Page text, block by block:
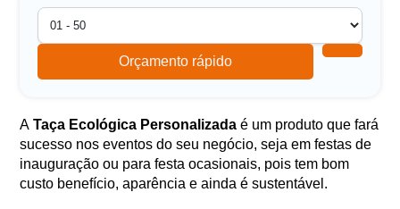
Orçamento rápido
ATaça Ecológica Personalizadaé um produto que fará
sucesso nos eventos do seu negócio, seja em festas de
inauguração ou para festa ocasionais, pois tem bom
custo benefício, aparência e ainda é sustentável.